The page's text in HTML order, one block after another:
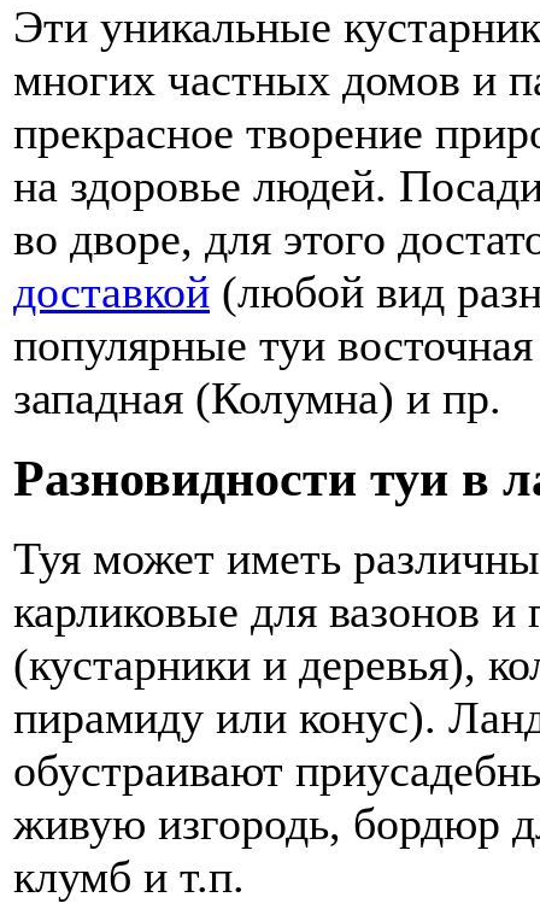
Эти уникальные
многих частных домов и
прекрасное творение
на здоровье людей.
во дворе, для этого
доставкой (любой вид
популярные туи
западная (Колумна) и пр.
Разновидности туи в
Туя может иметь
карликовые для вазонов
(кустарники и деревья),
пирамиду или конус).
обустраивают
живую изгородь, бордюр
клумб и т.п.